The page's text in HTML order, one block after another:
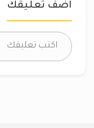
اضف تعليقك